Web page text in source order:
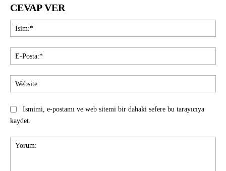
CEVAP VER
Ismimi, e-postamı ve web sitemi bir dahaki sefere bu tarayıcıya
kaydet.